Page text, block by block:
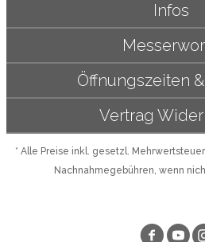
Öffnungszeiten
Infos
Vertrag
* Alle Preise inkl. gesetzl.
Nachnahmegebühren, wenn